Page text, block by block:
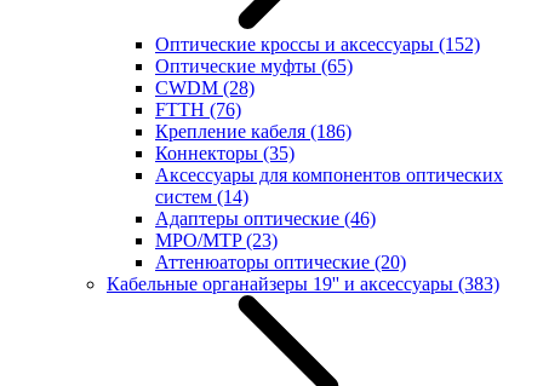
Оптические кроссы и аксессуары (152)
Оптические муфты (65)
CWDM (28)
FTTH (76)
Крепление кабеля (186)
Коннекторы (35)
Аксессуары для компонентов оптических
систем (14)
Адаптеры оптические (46)
MPO/MTP(23)
Аттенюаторы оптические (20)
Кабельные органайзеры 19'' и аксессуары (383)